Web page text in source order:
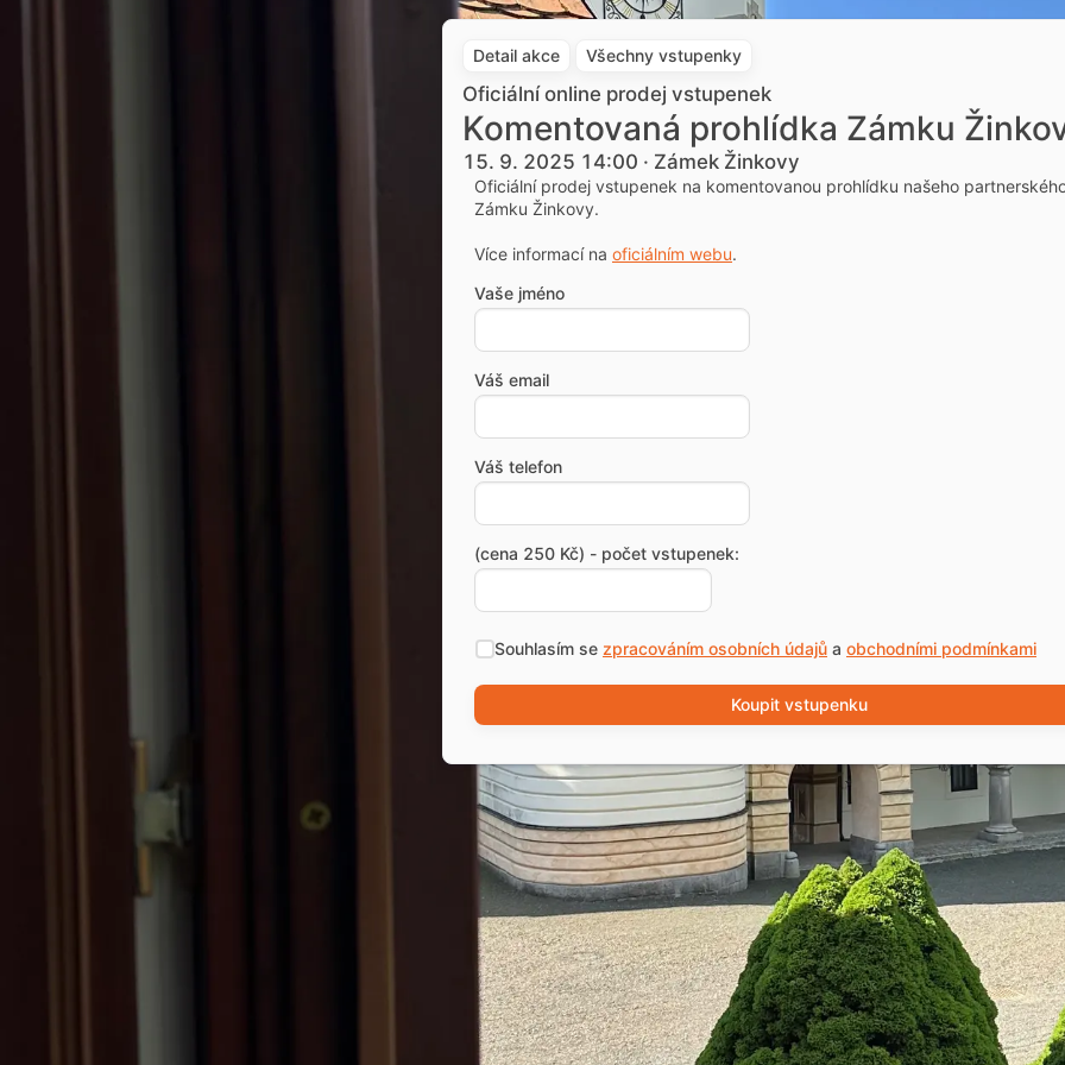
Detail akce Všechny vstupenky
Oficiální online prodej vstupenek
Komentovaná prohlídka Zámku
15. 9. 2025 14:00 · Zámek Žinkovy
Oficiální prodej vstupenek na komentovanou prohlídku našeho
Zámku Žinkovy.
Více informací na oficiálním webu.
Vaše jméno
Váš email
Váš telefon
(cena 250 Kč) - počet vstupenek:
Souhlasím se zpracováním osobních údajů a obchodními podmínkami
Koupit vstupenku